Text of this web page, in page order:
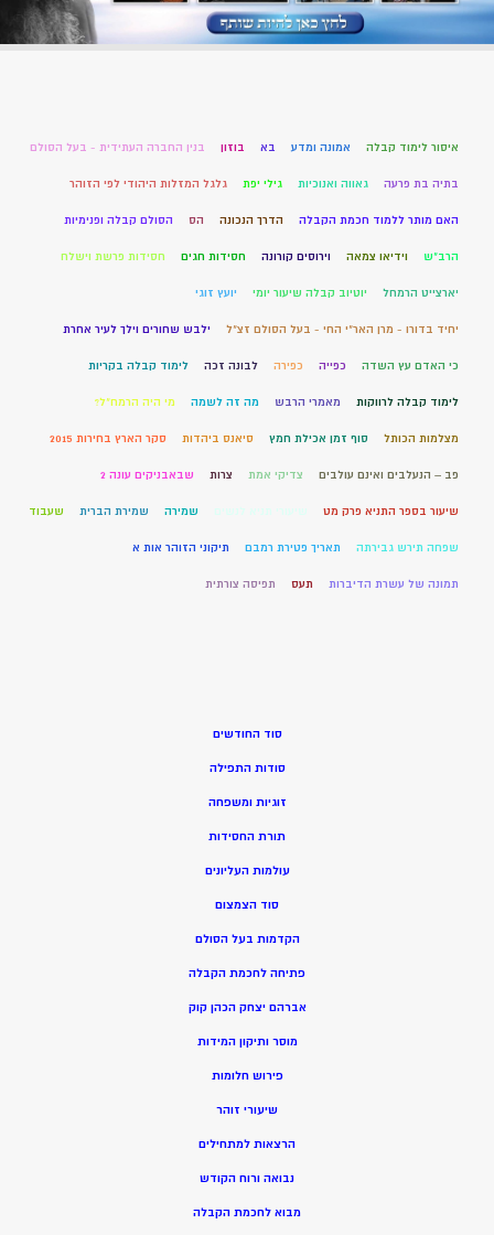
איסור לימוד קבלה אמונה ומדע בא בוזון בנין החברה העתידית - בעל הסולם
בתיה בת פרעה גאווה ואנוכיות גילי יפת גלגל המזלות היהודי לפי הזוהר
האם מותר ללמוד חכמת הקבלה הדרך הנכונה הס הסולם קבלה ופנימיות
הרב"ש וידיאו צמאה וירוסים קורונה חסידות חגים חסידות פרשת וישלח
יארצייט הרמחל יוטיוב קבלה שיעור יומי יועץ זוגי
יחיד בדורו - מרן האר"י החי - בעל הסולם זצ"ל ילבש שחורים וילך לעיר אחרת
כי האדם עץ השדה כפייה כפירה לבונה זכה לימוד קבלה בקריות
לימוד קבלה לרווקות מאמרי הרבש מה זה לשמה מי היה הרמח"ל?
מצלמות הכותל סוף זמן אכילת חמץ סיאנס ביהדות סקר הארץ בחירות 2015
פב – הנעלבים ואינם עולבים צדיקי אמת צרות שבאבניקים עונה 2
שיעור בספר התניא פרק מט שיעורי תניא לנשים שמירה שמירת הברית שעבוד
שפחה תירש גבירתה תאריך פטירת רמבם תיקוני הזוהר אות א
תמונה של עשרת הדיברות תעס תפיסה צורתית
סוד החודשים
סודות התפילה
זוגיות ומשפחה
תורת החסידות
עולמות העליונים
סוד הצמצום
הקדמות בעל הסולם
פתיחה לחכמת הקבלה
אברהם יצחק הכהן קוק
מוסר ותיקון המידות
פירוש חלומות
שיעורי זוהר
הרצאות למתחילים
נבואה ורוח הקודש
מבוא לחכמת הקבלה